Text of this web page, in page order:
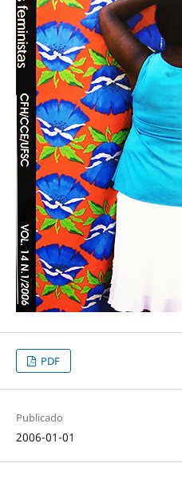
PDF
Publicado
2006-01-01